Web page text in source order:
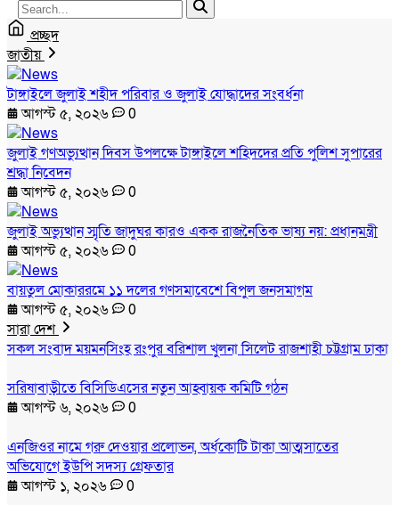
প্রচ্ছদ
জাতীয়
টাঙ্গাইলে জুলাই শহীদ পরিবার ও জুলাই যোদ্ধাদের সংবর্ধনা
আগস্ট ৫, ২০২৬
0
জুলাই গণঅভ্যুত্থান দিবস উপলক্ষে টাঙ্গাইলে শহিদদের প্রতি পুলিশ সুপারের
শ্রদ্ধা নিবেদন
আগস্ট ৫, ২০২৬
0
জুলাই অভ্যুত্থান স্মৃতি জাদুঘর কারও একক রাজনৈতিক ভাষ্য নয়: প্রধানমন্ত্রী
আগস্ট ৫, ২০২৬
0
বায়তুল মোকাররমে ১১ দলের গণসমাবেশে বিপুল জনসমাগম
আগস্ট ৫, ২০২৬
0
সারা দেশ
সকল সংবাদময়মনসিংহরংপুরবরিশালখুলনাসিলেটরাজশাহীচট্টগ্রামঢাকা
সরিষাবাড়ীতে বিসিডিএসের নতুন আহ্বায়ক কমিটি গঠন
আগস্ট ৬, ২০২৬
0
এনজিওর নামে গরু দেওয়ার প্রলোভন, অর্ধকোটি টাকা আত্মসাতের
অভিযোগে ইউপি সদস্য গ্রেফতার
আগস্ট ১, ২০২৬
0